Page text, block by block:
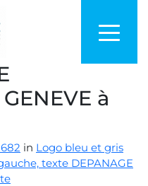
avec nuage
à gauche,
à
in Logo bleu et gris
texte DEPANAGE